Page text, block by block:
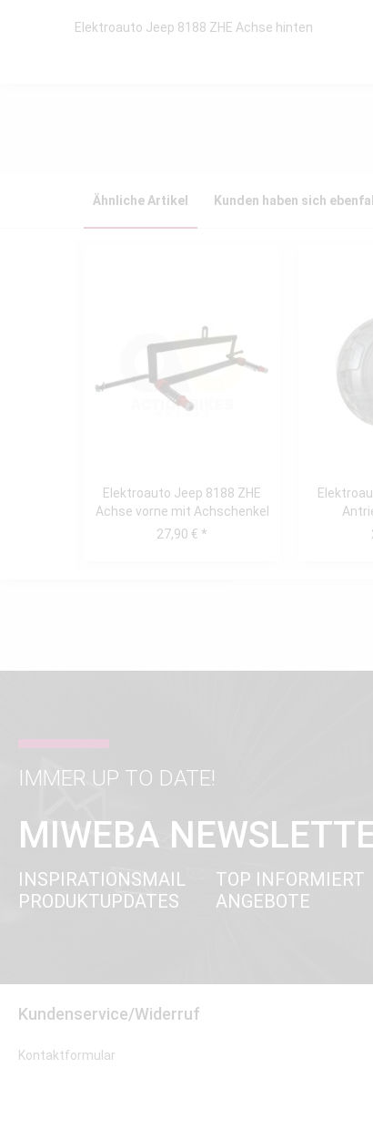
Elektroauto Jeep 8188 ZHE Achse hinten
Ähnliche Artikel Kunden haben sich
Elektroauto Jeep 8188 ZHE
Achse vorne mit Achschenkel
27,90 € *
IMMER UP TO DATE!
MIWEBA
INSPIRATIONSMAIL
PRODUKTUPDATES
TOP INFORMIERT
ANGEBOTE
Kundenservice/Widerruf
Kontaktformular